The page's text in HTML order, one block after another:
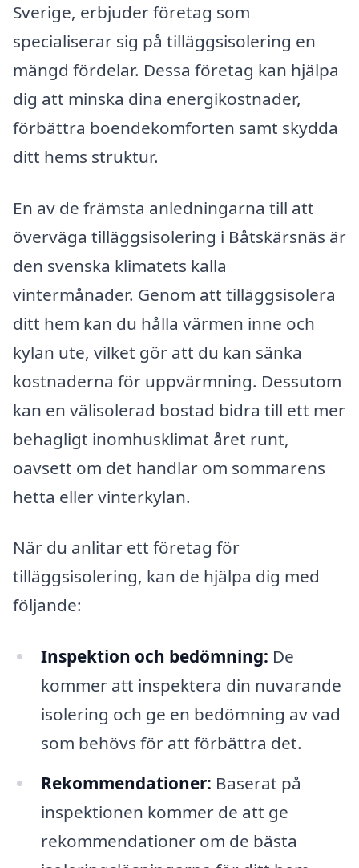
Sverige, erbjuder företag som
specialiserar sig på tilläggsisolering en
mängd fördelar. Dessa företag kan hjälpa
dig att minska dina energikostnader,
förbättra boendekomforten samt skydda
ditt hems struktur.
En av de främsta anledningarna till att
överväga tilläggsisolering i Båtskärsnäs är
den svenska klimatets kalla
vintermånader. Genom att tilläggsisolera
ditt hem kan du hålla värmen inne och
kylan ute, vilket gör att du kan sänka
kostnaderna för uppvärmning. Dessutom
kan en välisolerad bostad bidra till ett mer
behagligt inomhusklimat året runt,
oavsett om det handlar om sommarens
hetta eller vinterkylan.
När du anlitar ett företag för
tilläggsisolering, kan de hjälpa dig med
följande:
Inspektion och bedömning: De
kommer att inspektera din nuvarande
isolering och ge en bedömning av vad
som behövs för att förbättra det.
Rekommendationer: Baserat på
inspektionen kommer de att ge
rekommendationer om de bästa